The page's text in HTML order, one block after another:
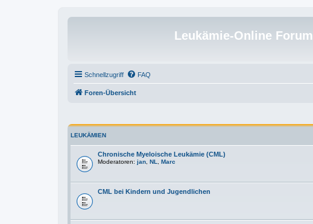
Leukämie-Online Forum
Schnellzugriff FAQ
Foren-Übersicht
LEUKÄMIEN
Chronische Myeloische Leukämie (CML)
Moderatoren: jan NL Marc
CML bei Kindern und Jugendlichen